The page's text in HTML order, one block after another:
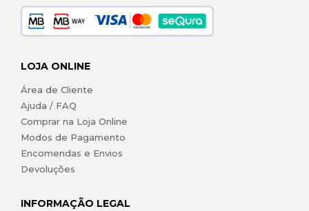
LOJA ONLINE
Área de Cliente
Ajuda / FAQ
Comprar na Loja Online
Modos de Pagamento
Encomendas e Envios
Devoluções
INFORMAÇÃO LEGAL